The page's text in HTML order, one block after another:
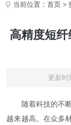
当前位置：首页 >
高精度短
更新
随着科技的不断
越来越高。在众多